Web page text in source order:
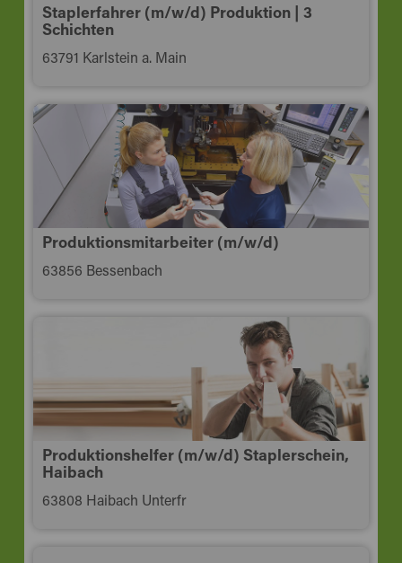
Staplerfahrer (m/w/d) Produktion | 3
Schichten
63791 Karlstein a. Main
Produktionsmitarbeiter (m/w/d)
63856 Bessenbach
Produktionshelfer (m/w/d) Staplerschein,
Haibach
63808 Haibach Unterfr